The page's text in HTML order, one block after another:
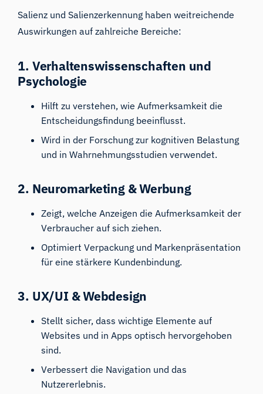
Salienz und Salienzerkennung haben weitreichende
Auswirkungen auf zahlreiche Bereiche:
1. Verhaltenswissenschaften und
Psychologie
Hilft zu verstehen, wie Aufmerksamkeit die
Entscheidungsfindung beeinflusst.
Wird in der Forschung zur kognitiven Belastung
und in Wahrnehmungsstudien verwendet.
2. Neuromarketing & Werbung
Zeigt, welche Anzeigen die Aufmerksamkeit der
Verbraucher auf sich ziehen.
Optimiert Verpackung und Markenpräsentation
für eine stärkere Kundenbindung.
3. UX/UI & Webdesign
Stellt sicher, dass wichtige Elemente auf
Websites und in Apps optisch hervorgehoben
sind.
Verbessert die Navigation und das
Nutzererlebnis.